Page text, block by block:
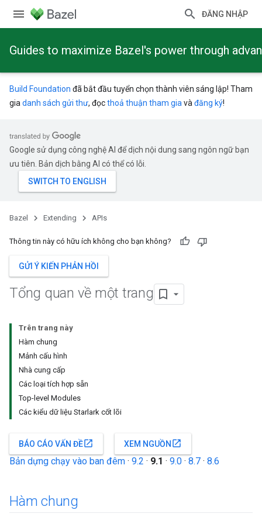
ĐĂNG NHẬP
Guides to maximize Bazel's power through
Build Foundation đã bắt đầu tuyển chọn thành viên sáng lập! Tham
gia danh sách gửi thư, đọcthoả thuận tham gia và đăng ký!
Google sử dụng công nghệ AI để dịch nội dung sang ngôn ngữ bạn
ưu tiên. Bản dịch bằng AI có thể có lỗi.
Bazel Extending APIs
Thông tin này có hữu ích không cho bạn không?
GỬI Ý KIẾN PHẢN HỒI
Tổng quan về một trang
Trên trang này
Hàm chung
Mảnh cấu hình
Nhà cung cấp
Các loại tích hợp sẵn
Top-level Modules
Các kiểu dữ liệu Starlark cốt lõi
BÁO CÁO VẤN ĐỀopen_in_new XEM NGUỒN open_in_new
Bản dựng chạy vào ban đêm · 9.2 · 9.1 · 9.0 · 8.7 · 8.6
Hàm chung